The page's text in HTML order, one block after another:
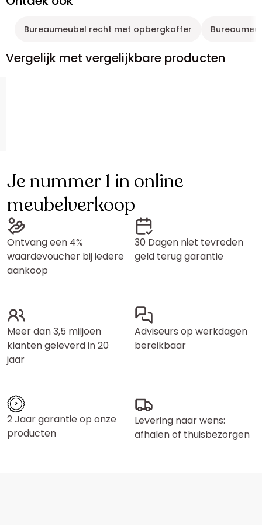
Bureaumeubel recht met opbergkoffer
Vergelijk met vergelijkbare producten
Je nummer 1 in online
meubelverkoop
Ontvang een 4%
waardevoucher bij iedere
aankoop
30 Dagen niet tevreden
geld terug garantie
Meer dan 3,5 miljoen
klanten geleverd in 20
jaar
Adviseurs op werkdagen
bereikbaar
2 Jaar garantie op onze
producten
Levering naar wens:
afhalen of thuisbezorgen